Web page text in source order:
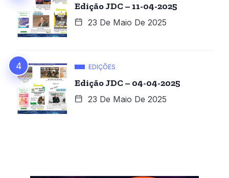
Edição JDC – 11-04-2025
23 De Maio De 2025
EDIÇÕES
Edição JDC – 04-04-2025
23 De Maio De 2025